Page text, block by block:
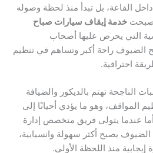
داخل القاعة، بل تبدأ منذ لحظة وصوله
خدمة إيقاف سيارات صباح
التي يحرص عليها أصحاب
الضيوف راحة أكبر وتساهم في تنظيم
احترافية.
الناجحة تهتم بالديكور والضيافة
المواقف، وهو ما يؤدي أحيانًا إلى
عندما يتولى فريق متخصص إدارة
يصبح أكثر سهولة وانسيابية،
إيجابية منذ اللحظة الأولى.